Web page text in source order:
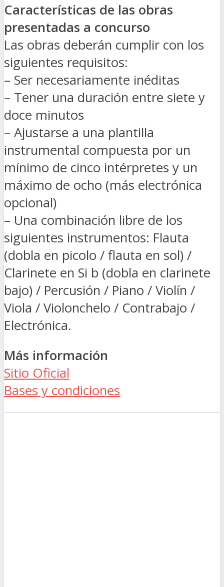
Características de las obras
presentadas a concurso
Las obras deberán cumplir con los
siguientes requisitos:
– Ser necesariamente inéditas
– Tener una duración entre siete y
doce minutos
– Ajustarse a una plantilla
instrumental compuesta por un
mínimo de cinco intérpretes y un
máximo de ocho (más electrónica
opcional)
– Una combinación libre de los
siguientes instrumentos: Flauta
(dobla en picolo / flauta en sol) /
Clarinete en Si b (dobla en clarinete
bajo) / Percusión / Piano / Violín /
Viola / Violonchelo / Contrabajo /
Electrónica.
Más información
Sitio Oficial
Bases y condiciones